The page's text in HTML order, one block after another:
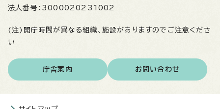
法人番号： 3000020231002
(注)開庁時間が異なる組織、施設がありますのでご注意くださ
い
庁舎案内 お問い合わせ